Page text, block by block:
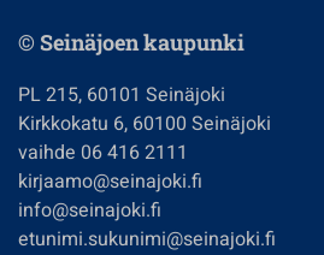
© Seinäjoen kaupunki
PL 215, 60101 Seinäjoki
Kirkkokatu 6, 60100 Seinäjoki
vaihde 06 416 2111
kirjaamo@seinajoki.fi
info@seinajoki.fi
etunimi.sukunimi@seinajoki.fi